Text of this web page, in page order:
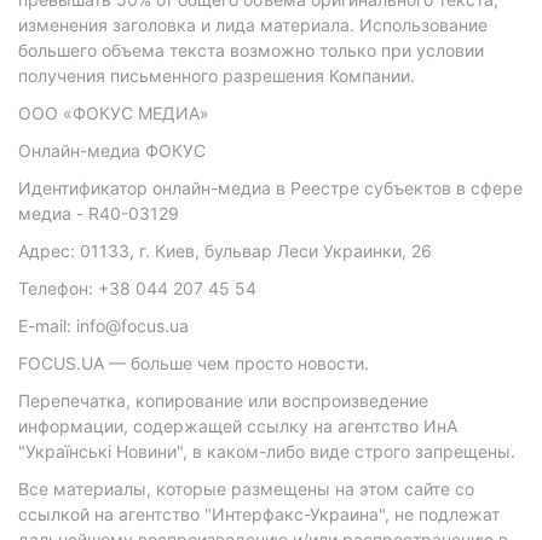
изменения заголовка и лида материала. Использование
большего объема текста возможно только при условии
получения письменного разрешения Компании.
ООО «ФОКУС МЕДИА»
Онлайн-медиа ФОКУС
Идентификатор онлайн-медиа в Реестре субъектов в сфере
медиа - R40-03129
Адрес: 01133, г. Киев, бульвар Леси Украинки, 26
Телефон: +38 044 207 45 54
E-mail: info@focus.ua
FOCUS.UA — больше чем просто новости.
Перепечатка, копирование или воспроизведение
информации, содержащей ссылку на агентство ИнА
"Українські Новини", в каком-либо виде строго запрещены.
Все материалы, которые размещены на этом сайте со
ссылкой на агентство "Интерфакс-Украина", не подлежат